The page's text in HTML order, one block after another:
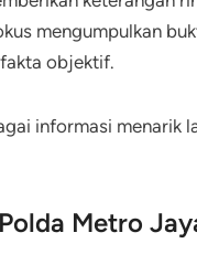
mengumpulkan
objektif.
informasi menarik
Metro